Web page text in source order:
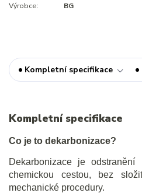
Výrobce: BG
Kompletní specifikace
Kompletní specifikace
Co je to dekarbonizace?
Dekarbonizace je odstranění
chemickou cestou, bez
mechanické procedury.